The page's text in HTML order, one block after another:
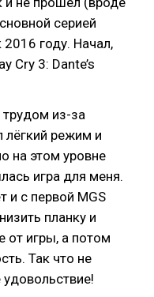
серией
году. Начал,
Cry 3: Dante’s
трудом из-за
лёгкий режим и
на этом уровне
игра для меня.
и с первой MGS
планку и
от игры, а потом
Так что не
удовольствие!